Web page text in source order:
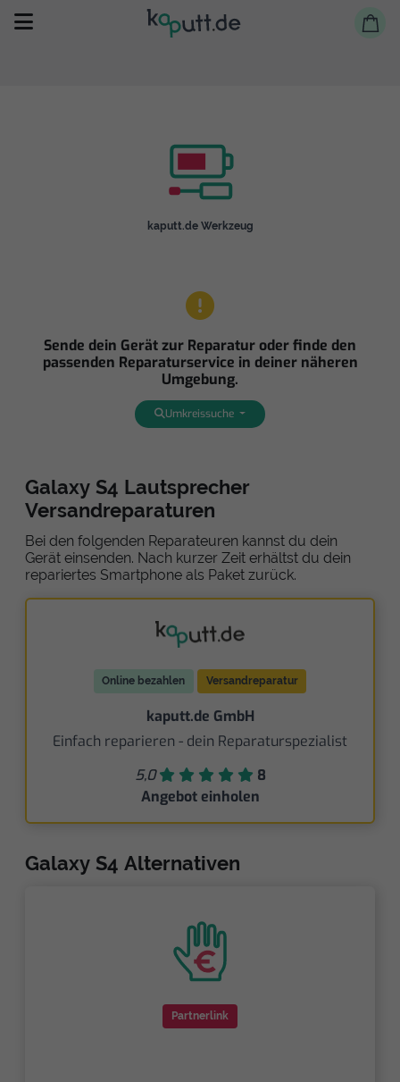
Selbst reparieren
kaputt.de Werkzeug
Sende dein Gerät zur Reparatur oder finde den
passenden Reparaturservice in deiner näheren
Umgebung.
Umkreissuche
Galaxy S4 Lautsprecher
Versandreparaturen
Bei den folgenden Reparateuren kannst du dein
Gerät einsenden. Nach kurzer Zeit erhältst du dein
repariertes Smartphone als Paket zurück.
Online bezahlen Versandreparatur
kaputt.de GmbH
Einfach reparieren - dein Reparaturspezialist
5,0
8
Angebot einholen
Galaxy S4 Alternativen
Partnerlink